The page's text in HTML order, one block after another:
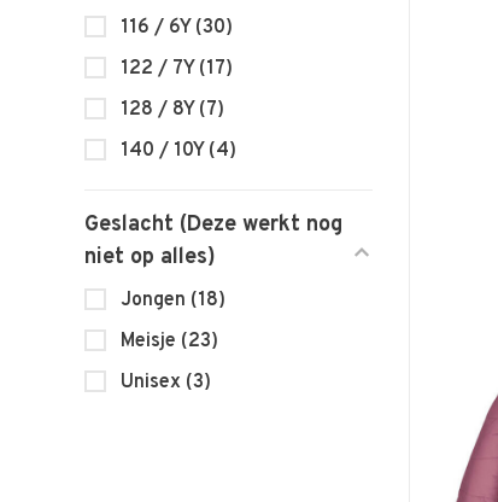
116 / 6Y (30)
122 / 7Y (17)
128 / 8Y (7)
140 / 10Y (4)
Geslacht (Deze werkt nog
niet op alles)
Jongen (18)
Meisje (23)
Unisex (3)